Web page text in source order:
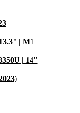
| M1
| 14"